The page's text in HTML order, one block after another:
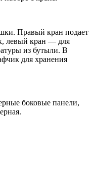
Правый кран подает
левый кран — для
из бутыли. В
для хранения
боковые панели,